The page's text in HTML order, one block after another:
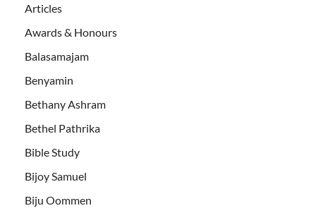
Articles
Awards & Honours
Balasamajam
Benyamin
Bethany Ashram
Bethel Pathrika
Bible Study
Bijoy Samuel
Biju Oommen